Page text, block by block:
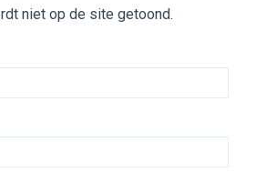
niet op de site getoond.